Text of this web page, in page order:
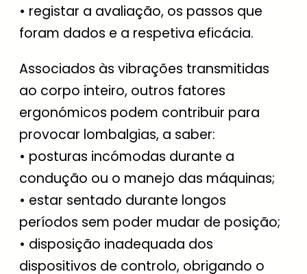
• registar a avaliação, os passos que
foram dados e a respetiva eficácia.
Associados às vibrações transmitidas
ao corpo inteiro, outros fatores
ergonómicos podem contribuir para
provocar lombalgias, a saber:
• posturas incómodas durante a
condução ou o manejo das máquinas;
• estar sentado durante longos
períodos sem poder mudar de posição;
• disposição inadequada dos
dispositivos de controlo, obrigando o